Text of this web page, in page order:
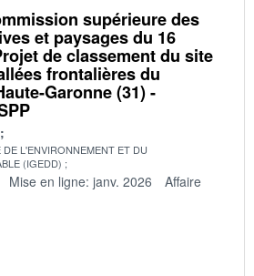
supérieure des
et paysages du 16
de classement du site
frontalières du
Garonne (31) -
L'ENVIRONNEMENT ET DU
(IGEDD)
Mise en ligne: janv. 2026
Affaire